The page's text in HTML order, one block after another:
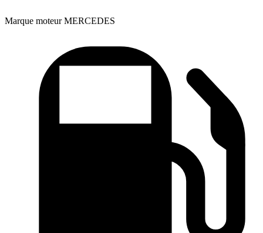
Marque moteur MERCEDES